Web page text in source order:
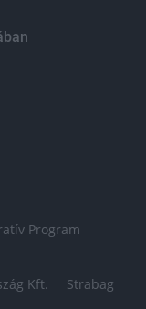
Program
Kft. Strabag